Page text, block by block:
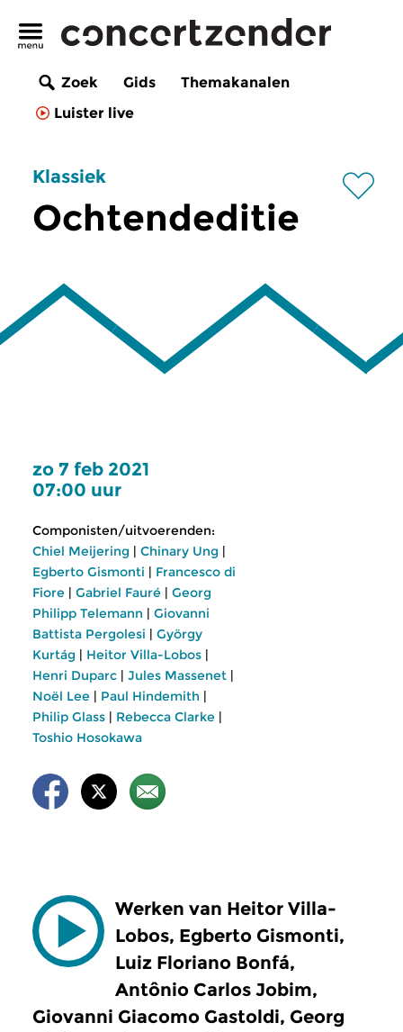
Zoek Gids
Themakanalen
Luister live
Klassiek
Ochtendeditie
zo 7 feb 2021
07:00 uur
Componisten/uitvoerenden:
Chiel Meijering | Chinary Ung |
Egberto Gismonti | Francesco di
Fiore | Gabriel Fauré | Georg
Philipp Telemann | Giovanni
Battista Pergolesi | György
Kurtág | Heitor Villa-Lobos |
Henri Duparc | Jules Massenet |
Noël Lee | Paul Hindemith |
Philip Glass | Rebecca Clarke |
Toshio Hosokawa
Werken van Heitor Villa-
Lobos, Egberto Gismonti,
Luiz Floriano Bonfá,
Antônio Carlos Jobim,
Giovanni Giacomo Gastoldi, Georg